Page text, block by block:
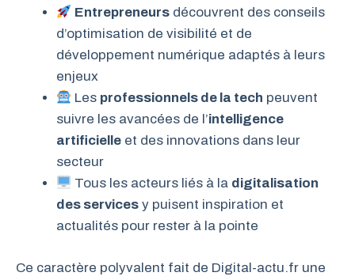
Entrepreneurs découvrent des conseils
d’optimisation de visibilité et de
développement numérique adaptés à leurs
enjeux
Les professionnels de la tech peuvent
suivre les avancées de l’intelligence
artificielle et des innovations dans leur
secteur
Tous les acteurs liés à la digitalisation
des services y puisent inspiration et
actualités pour rester à la pointe
Ce caractère polyvalent fait de Digital-actu.fr une